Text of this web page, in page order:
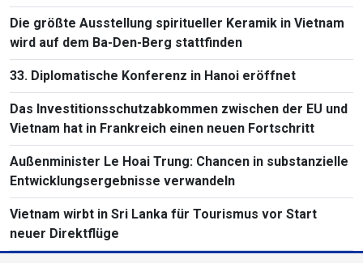
Massenvernichtungswaffen
Die größte Ausstellung spiritueller Keramik in Vietnam
wird auf dem Ba-Den-Berg stattfinden
33. Diplomatische Konferenz in Hanoi eröffnet
Das Investitionsschutzabkommen zwischen der EU und
Vietnam hat in Frankreich einen neuen Fortschritt
Außenminister Le Hoai Trung: Chancen in substanzielle
Entwicklungsergebnisse verwandeln
Vietnam wirbt in Sri Lanka für Tourismus vor Start
neuer Direktflüge